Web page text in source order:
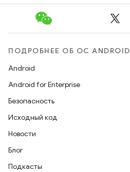
ПОДРОБНЕЕ ОБ ОС ANDROID
Android
Android for Enterprise
Безопасность
Исходный код
Новости
Блог
Подкасты